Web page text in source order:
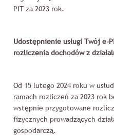
PIT za 2023 rok.
Udostępnienie usługi Twój e-
rozliczenia dochodów z
Od 15 lutego 2024 roku w
ramach rozliczeń za 2023 rok
wstępnie przygotowane
fizycznych prowadzących
gospodarczą.